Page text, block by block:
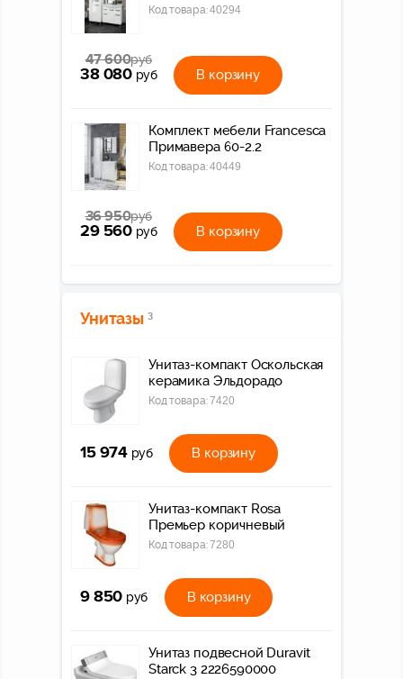
Код товара:40294
47 600руб
38 080 руб В корзину
Комплект мебели Francesca
Примавера 60-2.2
Код товара:40449
36 950руб
29 560 руб В корзину
Унитазы 3
Унитаз-компакт Оскольская
керамика Эльдорадо
Код товара:7420
15 974 руб В корзину
Унитаз-компакт Rosa
Премьер коричневый
Код товара:7280
9 850 руб В корзину
Унитаз подвесной Duravit
Starck 3 2226590000